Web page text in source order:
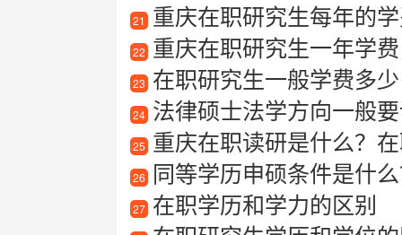
21 重庆在职研究生每年的
22 重庆在职研究生一年学费
23 在职研究生一般学费多少
24 法律硕士法学方向一般
25 重庆在职读研是什么？
26 同等学历申硕条件是什
27 在职学历和学力的区别